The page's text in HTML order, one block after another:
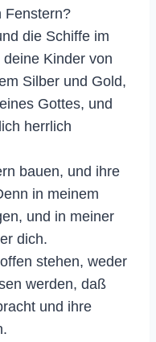
Fenstern?
die Schiffe im
Kinder von
Silber und Gold,
Gottes, und
herrlich
bauen, und ihre
in meinem
und in meiner
dich.
stehen, weder
werden, daß
und ihre